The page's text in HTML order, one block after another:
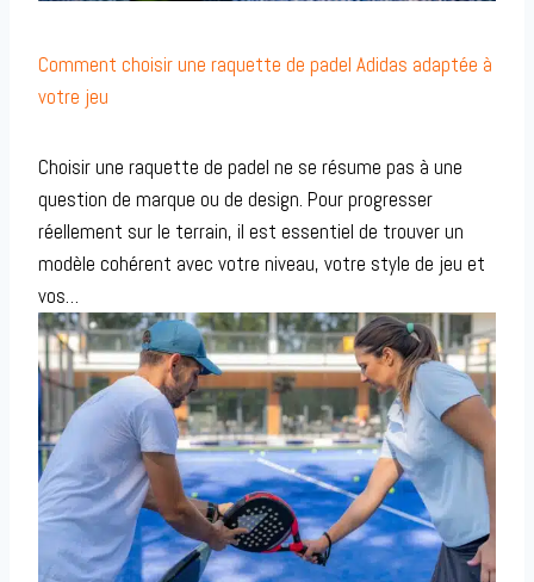
Comment choisir une raquette de padel Adidas adaptée à
votre jeu
Choisir une raquette de padel ne se résume pas à une
question de marque ou de design. Pour progresser
réellement sur le terrain, il est essentiel de trouver un
modèle cohérent avec votre niveau, votre style de jeu et
vos…